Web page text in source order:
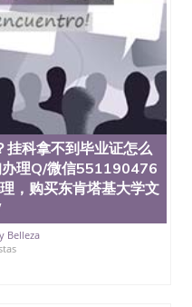
挂科拿不到毕业证怎么
办理Q/微信551190476
，购买东肯塔基大学文
Belleza